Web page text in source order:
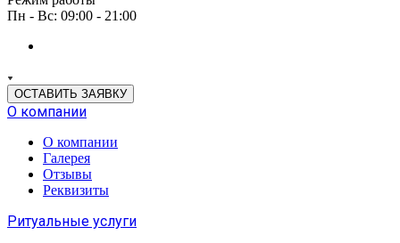
Пн - Вс: 09:00 - 21:00
ОСТАВИТЬ ЗАЯВКУ
О компании
О компании
Галерея
Отзывы
Реквизиты
Ритуальные услуги